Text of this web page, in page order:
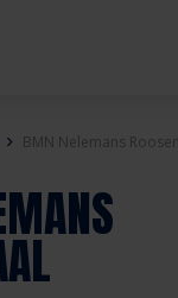
BMN Nelemans